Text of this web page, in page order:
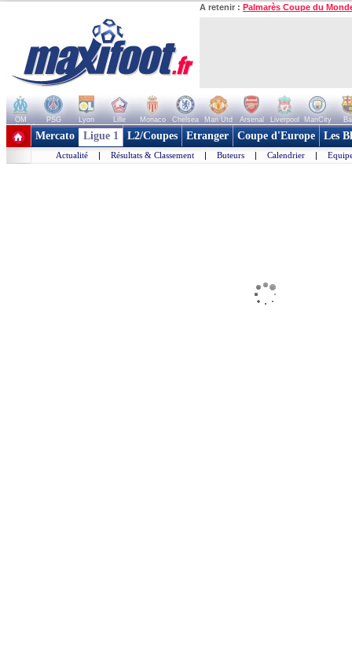
A retenir : Palmarès Coupe du
OM PSG Lyon Lille Monaco Chelsea Man Utd Arsenal Liverpool ManCity
+ de clubs
Mercato Ligue 1 L2/Coupes Etranger Coupe d'Europe Les
Actualité | Résultats & Classement | Buteurs | Calendrier |